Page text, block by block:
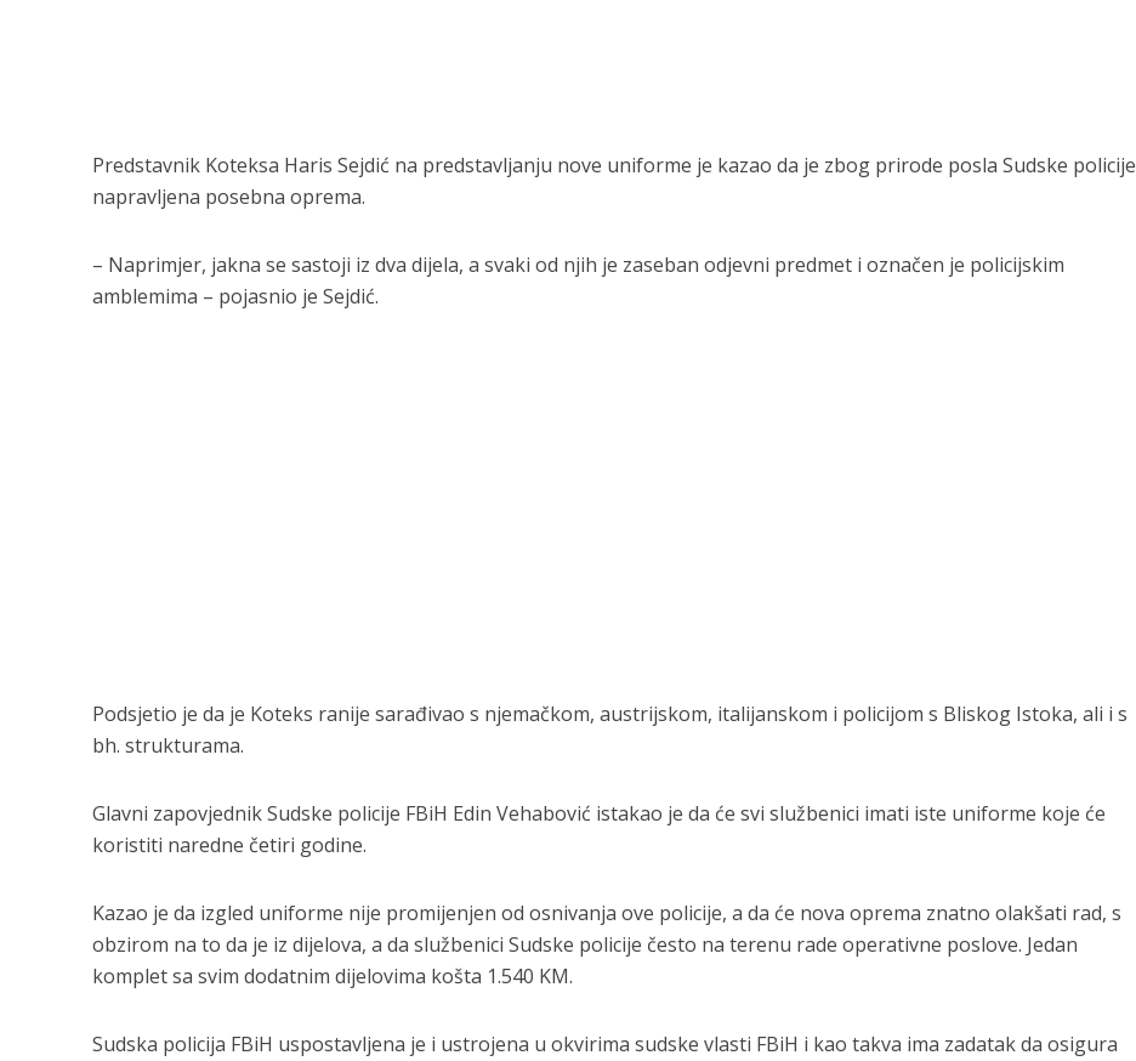
Predstavnik Koteksa Haris Sejdić na predstavljanju nove uniforme je kazao da je zbog prirode posla Sudske policije
napravljena posebna oprema.
– Naprimjer, jakna se sastoji iz dva dijela, a svaki od njih je zaseban odjevni predmet i označen je policijskim
amblemima – pojasnio je Sejdić.
Podsjetio je da je Koteks ranije sarađivao s njemačkom, austrijskom, italijanskom i policijom s Bliskog Istoka, ali i s
bh. strukturama.
Glavni zapovjednik Sudske policije FBiH Edin Vehabović istakao je da će svi službenici imati iste uniforme koje će
koristiti naredne četiri godine.
Kazao je da izgled uniforme nije promijenjen od osnivanja ove policije, a da će nova oprema znatno olakšati rad, s
obzirom na to da je iz dijelova, a da službenici Sudske policije često na terenu rade operativne poslove. Jedan
komplet sa svim dodatnim dijelovima košta 1.540 KM.
Sudska policija FBiH uspostavljena je i ustrojena u okvirima sudske vlasti FBiH i kao takva ima zadatak da osigura